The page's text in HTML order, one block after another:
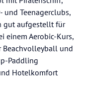
und Teenagerclubs,
gut aufgestellt für
einem Aerobic-Kurs,
Beachvolleyball und
Paddling
Hotelkomfort